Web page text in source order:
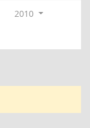
2010